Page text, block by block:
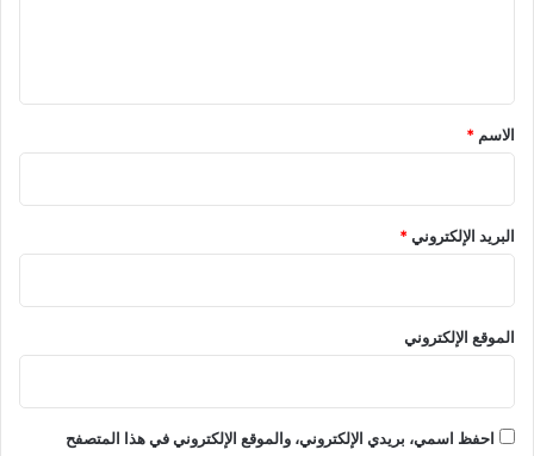
*
الاسم *
البريد الإلكتروني*
الموقع الإلكتروني
احفظ اسمي، بريدي الإلكتروني، والموقع الإلكتروني في هذا المتصفح